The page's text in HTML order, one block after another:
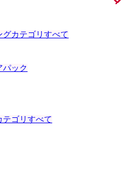
カテゴリすべて
パック
テゴリすべて